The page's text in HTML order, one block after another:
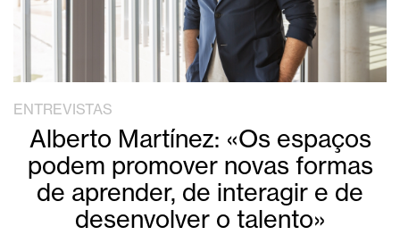
ENTREVISTAS
Alberto Martínez: «Os espaços
podem promover novas formas
de aprender, de interagir e de
desenvolver o talento»